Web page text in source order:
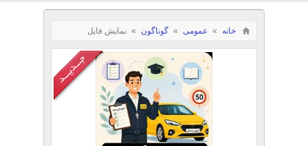
خانه » عمومی » گوناگون » نمایش فایل